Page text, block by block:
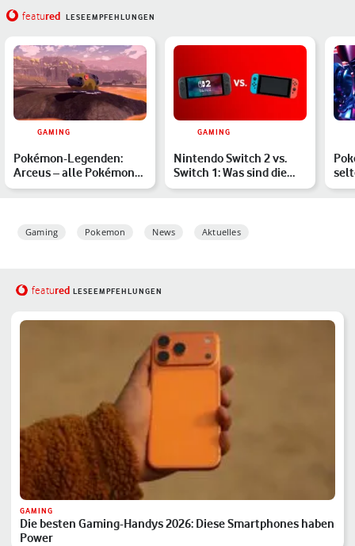
featured LESEEMPFEHLUNGEN
GAMING
Pokémon-Legenden:
Arceus – alle Pokémon
und ihre Fundorte
GAMING
Nintendo Switch 2 vs.
Switch 1: Was sind die
Unterschiede – und l…
Gaming Pokemon News Aktuelles
featured LESEEMPFEHLUNGEN
GAMING
Die besten Gaming-Handys 2026: Diese Smartphones haben
Power